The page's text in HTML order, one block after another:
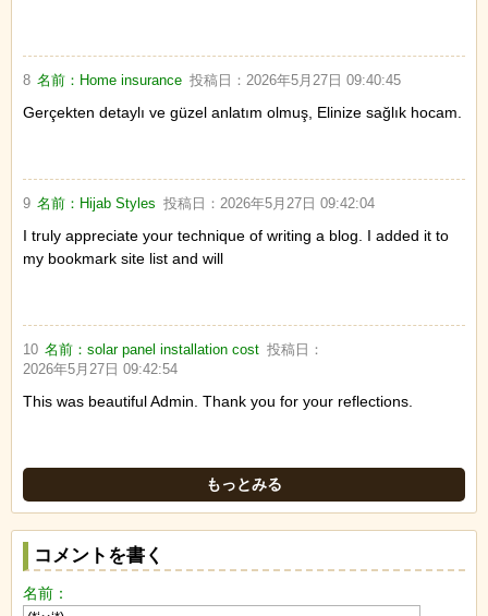
8 名前： Home insurance 投稿日： 2026年5月27日 09:40:45
Gerçekten detaylı ve güzel anlatım olmuş, Elinize sağlık hocam.
9 名前： Hijab Styles 投稿日： 2026年5月27日 09:42:04
I truly appreciate your technique of writing a blog. I added it to
my bookmark site list and will
10 名前：solar panel installation cost 投稿日：
2026年5月27日 09:42:54
This was beautiful Admin. Thank you for your reflections.
もっとみる
コメントを書く
名前：